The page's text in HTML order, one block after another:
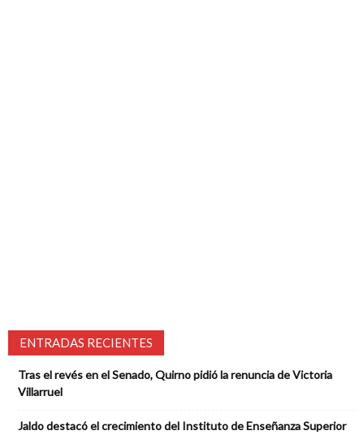
ENTRADAS RECIENTES
Tras el revés en el Senado, Quirno pidió la renuncia de Victoria
Villarruel
Jaldo destacó el crecimiento del Instituto de Enseñanza Superior